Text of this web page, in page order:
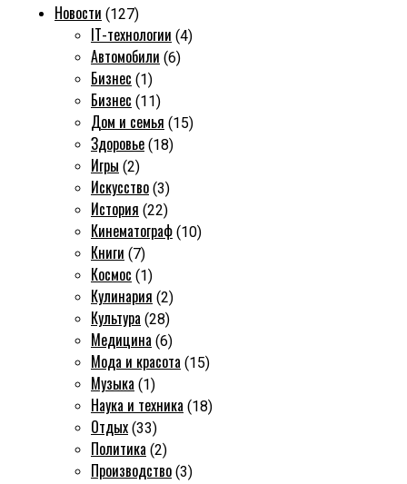
Новости (127)
IT-технологии (4)
Автомобили (6)
Бизнес (1)
Бизнес (11)
Дом и семья (15)
Здоровье (18)
Игры (2)
Искусство (3)
История (22)
Кинематограф (10)
Книги (7)
Космос (1)
Кулинария (2)
Культура (28)
Медицина (6)
Мода и красота (15)
Музыка (1)
Наука и техника (18)
Отдых (33)
Политика (2)
Производство (3)